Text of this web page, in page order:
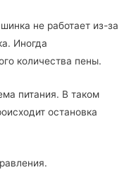
не работает из-за
Иногда
количества пены.
питания. В таком
остановка